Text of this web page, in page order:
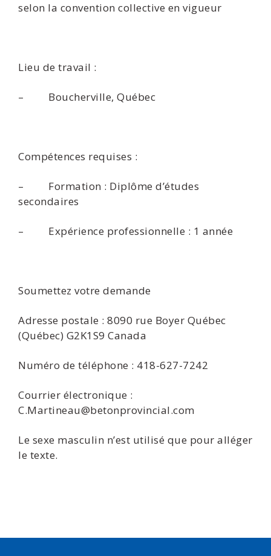
selon la convention collective en vigueur
Lieu de travail :
– Boucherville, Québec
Compétences requises :
– Formation : Diplôme d’études
secondaires
– Expérience professionnelle : 1 année
Soumettez votre demande
Adresse postale : 8090 rue Boyer Québec
(Québec) G2K1S9 Canada
Numéro de téléphone : 418-627-7242
Courrier électronique :
C.Martineau@betonprovincial.com
Le sexe masculin n’est utilisé que pour alléger
le texte.